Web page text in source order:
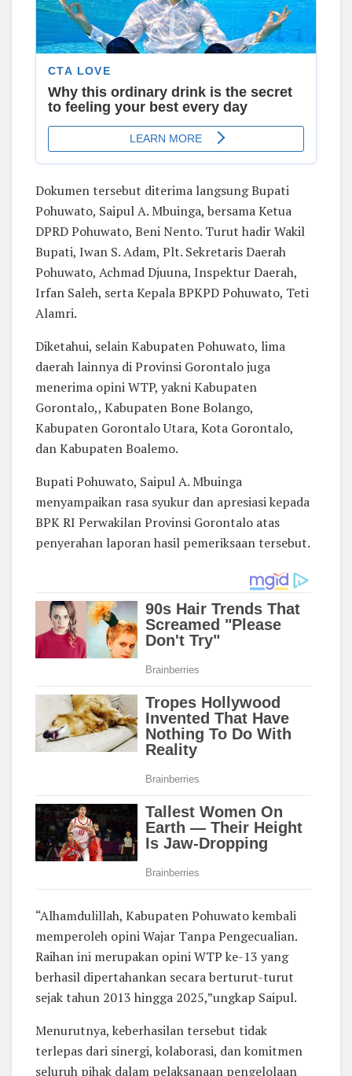
Dokumen tersebut diterima langsung Bupati
Pohuwato, Saipul A. Mbuinga, bersama Ketua
DPRD Pohuwato, Beni Nento. Turut hadir Wakil
Bupati, Iwan S. Adam, Plt. Sekretaris Daerah
Pohuwato, Achmad Djuuna, Inspektur Daerah,
Irfan Saleh, serta Kepala BPKPD Pohuwato, Teti
Alamri.
Diketahui, selain Kabupaten Pohuwato, lima
daerah lainnya di Provinsi Gorontalo juga
menerima opini WTP, yakni Kabupaten
Gorontalo,, Kabupaten Bone Bolango,
Kabupaten Gorontalo Utara, Kota Gorontalo,
dan Kabupaten Boalemo.
Bupati Pohuwato, Saipul A. Mbuinga
menyampaikan rasa syukur dan apresiasi kepada
BPK RI Perwakilan Provinsi Gorontalo atas
penyerahan laporan hasil pemeriksaan tersebut.
“Alhamdulillah, Kabupaten Pohuwato kembali
memperoleh opini Wajar Tanpa Pengecualian.
Raihan ini merupakan opini WTP ke-13 yang
berhasil dipertahankan secara berturut-turut
sejak tahun 2013 hingga 2025,”ungkap Saipul.
Menurutnya, keberhasilan tersebut tidak
terlepas dari sinergi, kolaborasi, dan komitmen
seluruh pihak dalam pelaksanaan pengelolaan